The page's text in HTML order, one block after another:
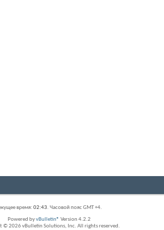
время: 02:43. Часовой пояс GMT +4.
Powered byvBulletin® Version 4.2.2
© 2026 vBulletin Solutions, Inc. All rights reserved.